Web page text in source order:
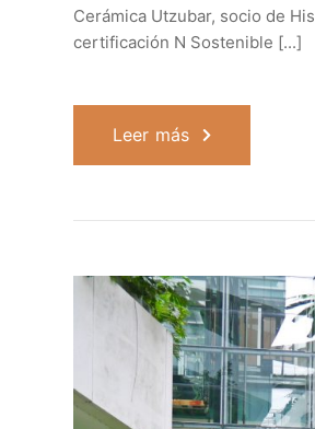
Cerámica Utzubar, socio de
certificación N Sostenible [...]
Leer más